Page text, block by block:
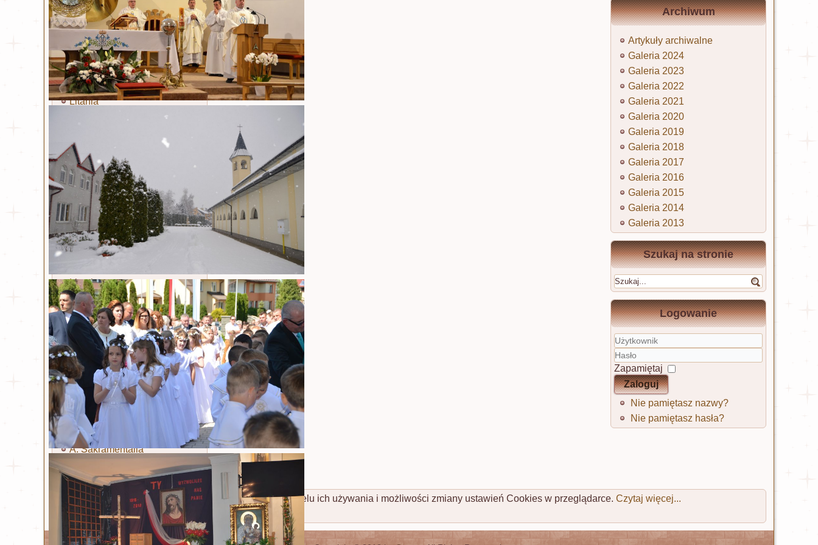
Miłosierdzie Boże
Kult Miłosierdzia Bożego
Obraz Jezusa Miłosiernego
Koronka
Litania
Święty Jan Paweł II
Życiorys
Modlitwa i Litania
Wiersze
Bł. ks. Michał Sopoćko
Litania
Sakramenty i obrzędy
Chrzest
Eucharystia
Bierzmowanie
Kapłaństwo
Małżeństwo
Namaszczenie chorych
Pokuta
A. Sakramentalia
Ten formularz jest chroniony przez
Wyślij list
Archiwum
Artykuły archiwalne
Galeria 2024
Galeria 2023
Galeria 2022
Galeria 2021
Galeria 2020
Galeria 2019
Galeria 2018
Galeria 2017
Galeria 2016
Galeria 2015
Galeria 2014
Galeria 2013
Szukaj na stronie
Logowanie
Użytkownik
Hasło
Zapamiętaj
Zaloguj
Nie pamiętasz nazwy?
Nie pamiętasz hasła?
Ta strona używa plików Cookies. Dowiedz się więcej o celu ich używania i możliwości zmiany ustawień Cookies w przeglądarce. Czytaj więcej...